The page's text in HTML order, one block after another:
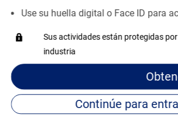
Use su huella digital o Face ID para
Sus actividades están protegidas
industria
Visite nuestro centro de ayuda